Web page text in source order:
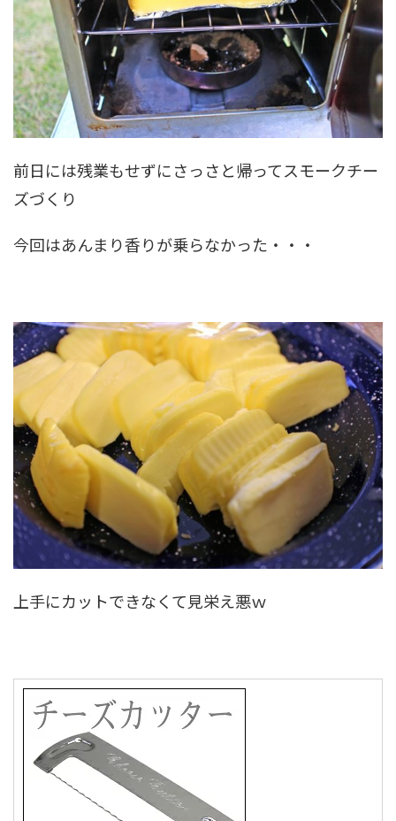
前日には残業もせずにさっさと帰ってスモークチー
ズづくり
今回はあんまり香りが乗らなかった・・・
上手にカットできなくて見栄え悪ｗ